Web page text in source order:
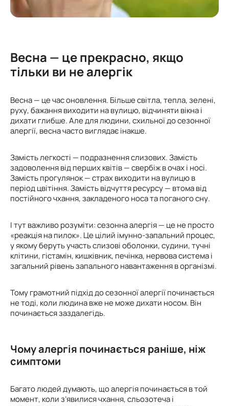
Весна — це прекрасно, якщо
тільки ви не алергік
Весна — це час оновлення. Більше світла, тепла, зелені,
руху, бажання виходити на вулицю, відчиняти вікна і
дихати глибше. Але для людини, схильної до сезонної
алергії, весна часто виглядає інакше.
Замість легкості — подразнення слизових. Замість
задоволення від перших квітів — свербіж в очах і носі.
Замість прогулянок — страх виходити на вулицю в
період цвітіння. Замість відчуття ресурсу — втома від
постійного чхання, закладеного носа та поганого сну.
І тут важливо розуміти: сезонна алергія — це не просто
«реакція на пилок». Це цілий імунно-запальний процес,
у якому беруть участь слизові оболонки, судини, тучні
клітини, гістамін, кишківник, печінка, нервова система і
загальний рівень запального навантаження в організмі.
Тому грамотний підхід до сезонної алергії починається
не тоді, коли людина вже не може дихати носом. Він
починається заздалегідь.
Чому алергія починається раніше, ніж
симптоми
Багато людей думають, що алергія починається в той
момент, коли з’явилися чхання, сльозотеча і